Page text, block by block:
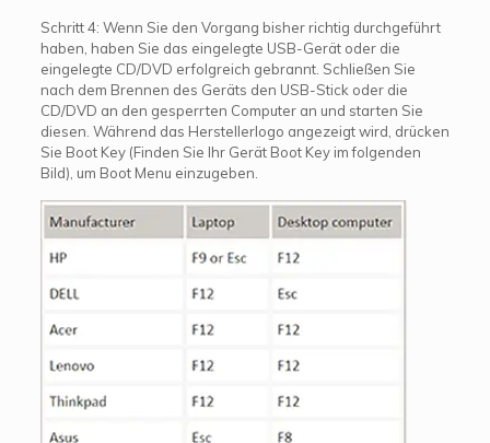
Schritt 4: Wenn Sie den Vorgang bisher richtig durchgeführt
haben, haben Sie das eingelegte USB-Gerät oder die
eingelegte CD/DVD erfolgreich gebrannt. Schließen Sie
nach dem Brennen des Geräts den USB-Stick oder die
CD/DVD an den gesperrten Computer an und starten Sie
diesen. Während das Herstellerlogo angezeigt wird, drücken
Sie Boot Key (Finden Sie Ihr Gerät Boot Key im folgenden
Bild), um Boot Menu einzugeben.